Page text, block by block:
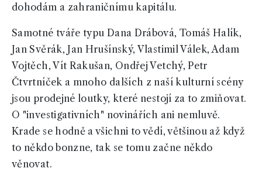
dohodám a zahraničnímu kapitálu.
Samotné tváře typu Dana Drábová, Tomáš Halík,
Jan Svěrák, Jan Hrušínský, Vlastimil Válek, Adam
Vojtěch, Vít Rakušan, Ondřej Vetchý, Petr
Čtvrtníček a mnoho dalších z naší kulturní scény
jsou prodejné loutky, které nestojí za to zmiňovat.
O "investigativních" novinářích ani nemluvě.
Krade se hodně a všichni to vědí, většinou až když
to někdo bonzne, tak se tomu začne někdo
věnovat.